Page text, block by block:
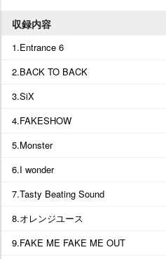
収録内容
1.Entrance 6
2.BACK TO BACK
3.SiX
4.FAKESHOW
5.Monster
6.I wonder
7.Tasty Beating Sound
8.オレンジユース
9.FAKE ME FAKE ME OUT